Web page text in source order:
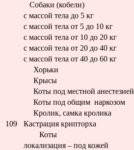
Собаки (кобели)
с массой тела до 5 кг
с массой тела от 5 до 10 кг
с массой тела от 10 до 20 кг
с массой тела от 20 до 40 кг
с массой тела от 40 до 60 кг
Хорьки
Крысы
Коты под местной анестезией
Коты под общим наркозом
Кролик, самка кролика
109
Кастрация крипторха
Коты
локализация – под кожей